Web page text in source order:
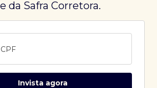
da Safra Corretora.
Invista agora